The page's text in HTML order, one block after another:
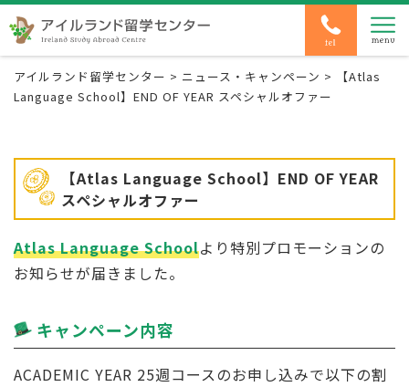
アイルランド留学センター > ニュース・キャンペーン >
【Atlas
Language School】END OF YEAR スペシャルオファー
【Atlas Language School】END OF YEAR
スペシャルオファー
Atlas Language Schoolより特別プロモーションの
お知らせが届きました。
キャンペーン内容
ACADEMIC YEAR 25週コースのお申し込みで以下の割